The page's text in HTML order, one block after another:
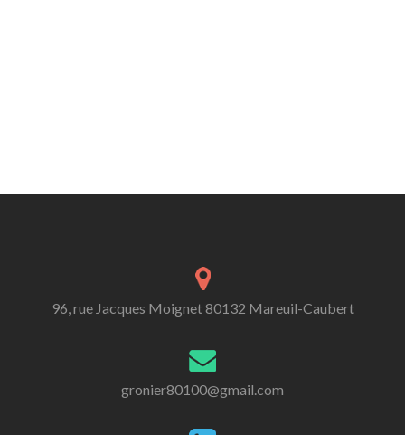
96, rue Jacques Moignet 80132 Mareuil-Caubert
gronier80100@gmail.com